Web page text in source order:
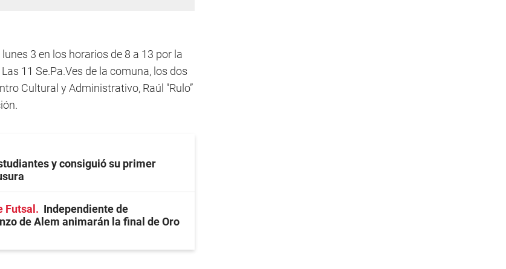
3 en los horarios de 8 a 13 por la
11 Se.Pa.Ves de la comuna, los dos
Cultural y Administrativo, Raúl "Rulo”
y consiguió su primer
Futsal
Independiente de
de Alem animarán la final de Oro